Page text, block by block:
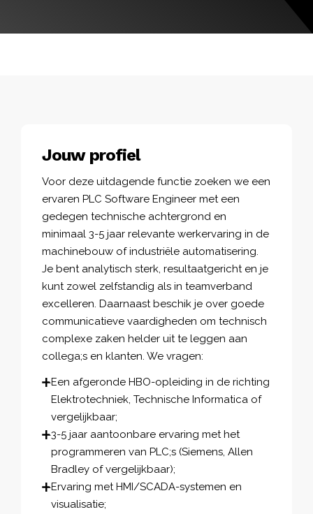
Jouw profiel
Voor deze uitdagende functie zoeken we een
ervaren PLC Software Engineer met een
gedegen technische achtergrond en
minimaal 3-5 jaar relevante werkervaring in de
machinebouw of industriële automatisering.
Je bent analytisch sterk, resultaatgericht en je
kunt zowel zelfstandig als in teamverband
excelleren. Daarnaast beschik je over goede
communicatieve vaardigheden om technisch
complexe zaken helder uit te leggen aan
collega;s en klanten. We vragen:
Een afgeronde HBO-opleiding in de richting
Elektrotechniek, Technische Informatica of
vergelijkbaar;
3-5 jaar aantoonbare ervaring met het
programmeren van PLC;s (Siemens, Allen
Bradley of vergelijkbaar);
Ervaring met HMI/SCADA-systemen en
visualisatie;